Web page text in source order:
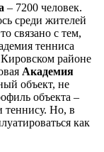
– 7200 человек.
среди жителей
связано с тем,
тенниса
районе
Академия
объект, не
объекта –
теннису. Но, в
как